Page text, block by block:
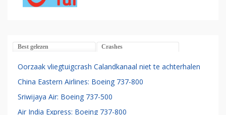
Best gelezen Crashes
Oorzaak vliegtuigcrash Calandkanaal niet te achterhalen
China Eastern Airlines: Boeing 737-800
Sriwijaya Air: Boeing 737-500
Air India Express: Boeing 737-800